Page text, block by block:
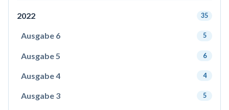
2022 35
Ausgabe 6 5
Ausgabe 5 6
Ausgabe 4 4
Ausgabe 3 5